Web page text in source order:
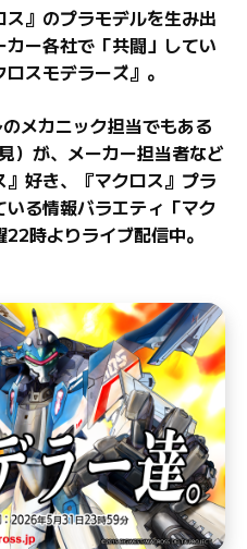
』のプラモデルを生み出
ー各社で「共闘」してい
スモデラーズ』。
メカニック担当でもある
）が、メーカー担当者など
好き、『マクロス』プラ
る情報バラエティ「マク
時よりライブ配信中。